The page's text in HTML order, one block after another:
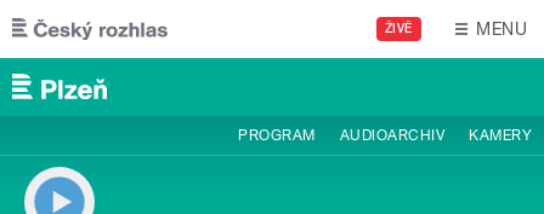
Přejít k hlavnímu obsahu
ŽIVĚ MENU
PROGRAM AUDIOARCHIV KAMERY